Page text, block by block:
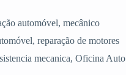
automóvel, mecânico
reparação de motores
mecanica, Oficina Auto